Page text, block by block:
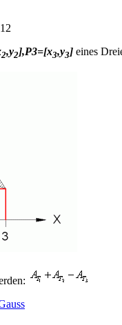
2,y2],P3=[x3,y3] eines